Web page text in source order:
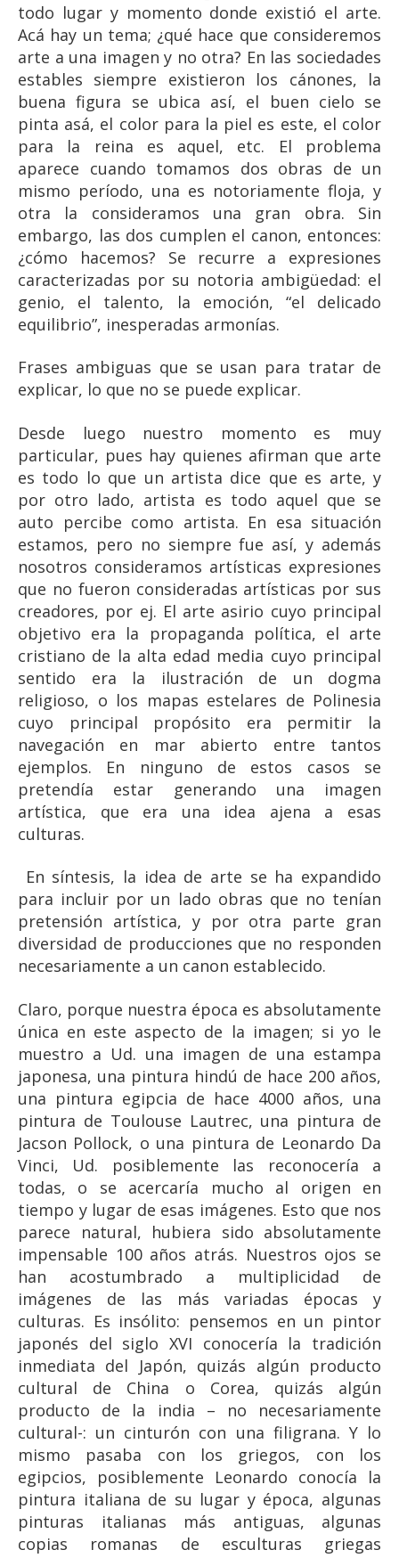
todo lugar y momento donde existió el arte.
Acá hay un tema; ¿qué hace que consideremos
arte a una imagen y no otra? En las sociedades
estables siempre existieron los cánones, la
buena figura se ubica así, el buen cielo se
pinta asá, el color para la piel es este, el color
para la reina es aquel, etc. El problema
aparece cuando tomamos dos obras de un
mismo período, una es notoriamente floja, y
otra la consideramos una gran obra. Sin
embargo, las dos cumplen el canon, entonces:
¿cómo hacemos? Se recurre a expresiones
caracterizadas por su notoria ambigüedad: el
genio, el talento, la emoción, “el delicado
equilibrio”, inesperadas armonías.
Frases ambiguas que se usan para tratar de
explicar, lo que no se puede explicar.
Desde luego nuestro momento es muy
particular, pues hay quienes afirman que arte
es todo lo que un artista dice que es arte, y
por otro lado, artista es todo aquel que se
auto percibe como artista. En esa situación
estamos, pero no siempre fue así, y además
nosotros consideramos artísticas expresiones
que no fueron consideradas artísticas por sus
creadores, por ej. El arte asirio cuyo principal
objetivo era la propaganda política, el arte
cristiano de la alta edad media cuyo principal
sentido era la ilustración de un dogma
religioso, o los mapas estelares de Polinesia
cuyo principal propósito era permitir la
navegación en mar abierto entre tantos
ejemplos. En ninguno de estos casos se
pretendía estar generando una imagen
artística, que era una idea ajena a esas
culturas.
En síntesis, la idea de arte se ha expandido
para incluir por un lado obras que no tenían
pretensión artística, y por otra parte gran
diversidad de producciones que no responden
necesariamente a un canon establecido.
Claro, porque nuestra época es absolutamente
única en este aspecto de la imagen; si yo le
muestro a Ud. una imagen de una estampa
japonesa, una pintura hindú de hace 200 años,
una pintura egipcia de hace 4000 años, una
pintura de Toulouse Lautrec, una pintura de
Jacson Pollock, o una pintura de Leonardo Da
Vinci, Ud. posiblemente las reconocería a
todas, o se acercaría mucho al origen en
tiempo y lugar de esas imágenes. Esto que nos
parece natural, hubiera sido absolutamente
impensable 100 años atrás. Nuestros ojos se
han acostumbrado a multiplicidad de
imágenes de las más variadas épocas y
culturas. Es insólito: pensemos en un pintor
japonés del siglo XVI conocería la tradición
inmediata del Japón, quizás algún producto
cultural de China o Corea, quizás algún
producto de la india – no necesariamente
cultural-: un cinturón con una filigrana. Y lo
mismo pasaba con los griegos, con los
egipcios, posiblemente Leonardo conocía la
pintura italiana de su lugar y época, algunas
pinturas italianas más antiguas, algunas
copias romanas de esculturas griegas